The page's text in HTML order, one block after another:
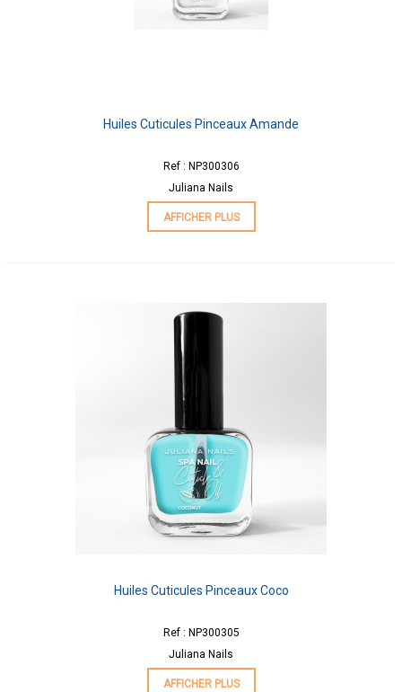
Huiles Cuticules Pinceaux Amande
Ref : NP300306
Juliana Nails
AFFICHER PLUS
Huiles Cuticules Pinceaux Coco
Ref : NP300305
Juliana Nails
AFFICHER PLUS